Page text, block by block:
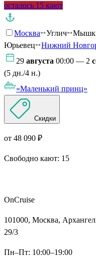
осталось 15 кают
Москва Углич
Юрьевец
Нижний
29 августа 00:00 — 2
(5 дн./4 н.)
«Маленький принц»
Скидки
от 48 090 ₽
Свободно кают: 15
OnCruise
101000, Москва,
29/3
Пн–Пт: 10:00–19:00